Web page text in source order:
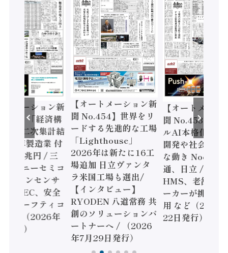
トメーション新
】「経済構
調査二次集計結
年製造業 付
額86兆円 / 三
とソニーセミコ
ジョンセンサ
/ IDEC、安全
すセーフティコ
ーラ（2026年
発行）
【オートメーション新
聞 No.454】世界をリ
ードする先進的な工場
「Lighthouse」
2026年は新たに16工
場追加 日立ヴァンタ
ラ米国工場も選出/
【インタビュー】
RYODEN 八道常務 共
創のソリューションパ
ートナーへ / （2026
年7月29日発行）
【オートメーシ
聞 No.453】フ
ルAI本格化へ
開発や社会実装
な動き Noetra
通、日立 / 兵神
HMS、老舗ポ
ーカーが挑むデ
用 など（2026
22日発行）